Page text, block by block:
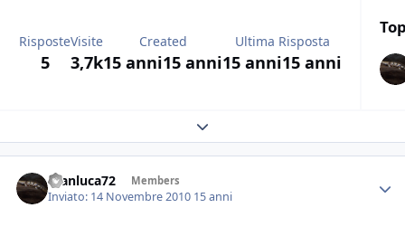
Risposte
5
Visite
3,7k
Created
15 anni15 anni
Ultima Risposta
15 anni15 anni
Expand topic overview
Gianluca72 Members
Inviato: 14 Novembre 2010 15 anni